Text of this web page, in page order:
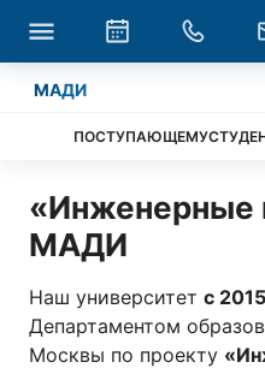
МАДИ
ПОСТУПАЮЩЕМУ
«Инженерные
МАДИ
Наш университет с
Департаментом
Москвы по проекту «